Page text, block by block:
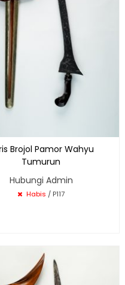
Brojol Pamor Wahyu
Tumurun
Hubungi Admin
Habis / P117